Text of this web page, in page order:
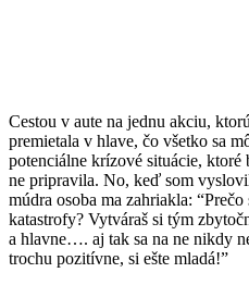
Cestou v aute na jednu akciu,
premietala v hlave, čo všetko sa
potenciálne krízové situácie, ktoré
ne pripravila. No, keď som
múdra osoba ma zahriakla:
katastrofy? Vytváraš si tým
a hlavne…. aj tak sa na ne nikdy
trochu pozitívne, si ešte mladá!”